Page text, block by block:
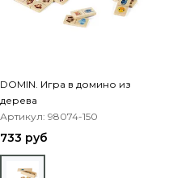
DOMIN. Игра в домино из
дерева
Артикул: 98074-150
733 руб